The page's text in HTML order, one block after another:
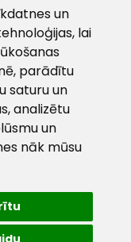
un
lai
parādītu
saturu un
analizētu
un
nāk mūsu
– 17:00